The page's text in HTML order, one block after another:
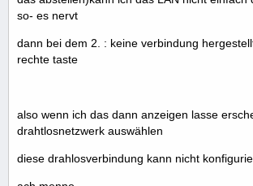
so- es nervt
dann bei dem 2. : keine verbindung
rechte taste
also wenn ich das dann anzeigen lasse
drahtlosnetzwerk auswählen
diese drahlosverbindung kann nicht